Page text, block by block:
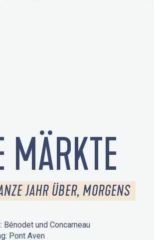
MÄRKTE
JAHR ÜBER, MORGENS
Bénodet und Concarneau
Pont Aven